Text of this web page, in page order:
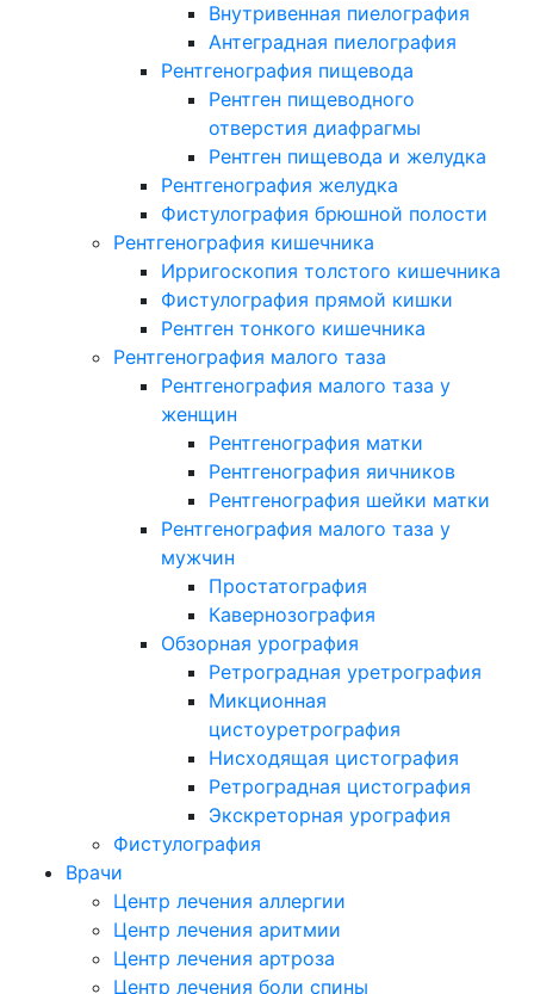
Внутривенная пиелография
Антеградная пиелография
Рентгенография пищевода
Рентген пищеводного
отверстия диафрагмы
Рентген пищевода и желудка
Рентгенография желудка
Фистулография брюшной полости
Рентгенография кишечника
Ирригоскопия толстого кишечника
Фистулография прямой кишки
Рентген тонкого кишечника
Рентгенография малого таза
Рентгенография малого таза у
женщин
Рентгенография матки
Рентгенография яичников
Рентгенография шейки матки
Рентгенография малого таза у
мужчин
Простатография
Кавернозография
Обзорная урография
Ретроградная уретрография
Микционная
цистоуретрография
Нисходящая цистография
Ретроградная цистография
Экскреторная урография
Фистулография
Врачи
Центр лечения аллергии
Центр лечения аритмии
Центр лечения артроза
Центр лечения боли спины